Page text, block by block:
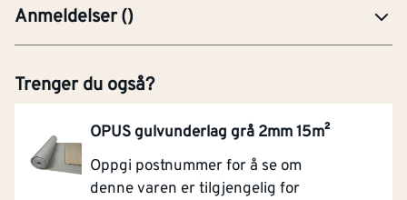
Anmeldelser()
Trenger du også?
OPUS gulvunderlag grå 2mm 15m²
Oppgi postnummer for å se om
denne varen er tilgjengelig for